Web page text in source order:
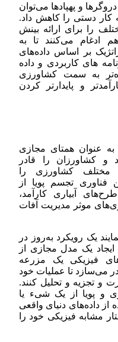
و پهپادها می‌توان
کار دستی را کاهش داد.
را برای ارائه بینش
ادغام می‌کنند تا به
بر اساس داده‌های
های کاربردی و داده
به سمت کشاورزی
و پایدارتر کردن
به عنوان همتای مجازی
و کشاورزان را قادر
مختلف کشاورزی را
فناوری تجسم پویا از
آبیاری کارآمد،
موثر مدیریت آفات
یک رویکرد به‌روز در
یک مدل مجازی از
های فیزیکی یک مزرعه
می‌سازد تا عملیات خود
و تجزیه و تحلیل کنند.
و پویا از یک شیء یا
داده‌های دنیای واقعی
مشابه فیزیکی خود را